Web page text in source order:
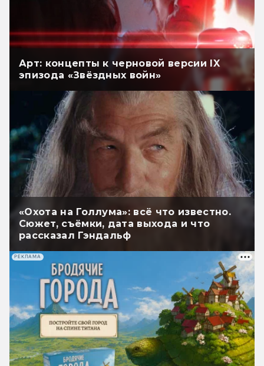
Арт: концепты к черновой версии IX
эпизода «Звёздных войн»
«Охота на Голлума»: всё что известно.
Сюжет, съёмки, дата выхода и что
рассказал Гэндальф
РЕКЛАМА